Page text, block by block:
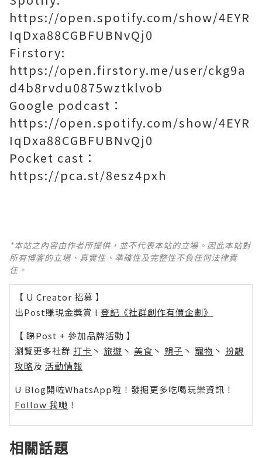
https://open.spotify.com/show/4EYR
IqDxa88CGBFUBNvQj0
Firstory:
https://open.firstory.me/user/ckg9a
d4b8rvdu0875wztklvob
Google podcast：
https://open.spotify.com/show/4EYR
IqDxa88CGBFUBNvQj0
Pocket cast：
https://pca.st/8esz4pxh
*本站之內容由作者所提供，並不代表本站的立場。因此本站對
所有博客的立場、真實性、準確性及完整性不負任何法律責
任。
【 U Creator 招募 】
出Post賺現金獎賞 l 登記《社群創作有價企劃》
【 睇Post + 參加品牌活動 】
瀏覽更多社群 打卡 丶 旅遊 丶 美食 丶 親子 丶 寵物 丶 扮靚
攻略及 活動情報
U Blog開咗WhatsApp啦！發掘更多吃喝玩樂資訊！
Follow 我哋 ！
相關話題